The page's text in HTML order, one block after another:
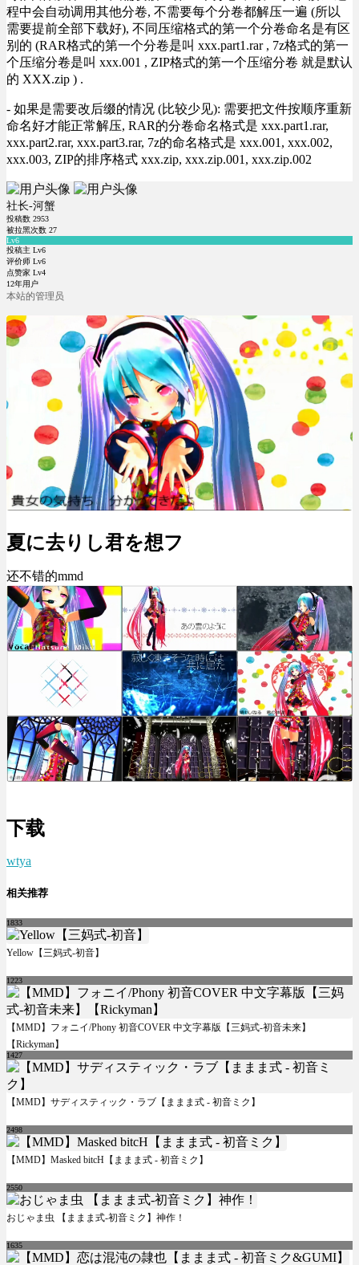
程中会自动调用其他分卷, 不需要每个分卷都解压一遍 (所以
需要提前全部下载好), 不同压缩格式的第一个分卷命名是有区
别的 (RAR格式的第一个分卷是叫 xxx.part1.rar , 7z格式的第一
个压缩分卷是叫 xxx.001 , ZIP格式的第一个压缩分卷 就是默认
的 XXX.zip ) .
- 如果是需要改后缀的情况 (比较少见): 需要把文件按顺序重新
命名好才能正常解压, RAR的分卷命名格式是 xxx.part1.rar,
xxx.part2.rar, xxx.part3.rar, 7z的命名格式是 xxx.001, xxx.002,
xxx.003, ZIP的排序格式 xxx.zip, xxx.zip.001, xxx.zip.002
社长-河蟹
投稿数 2953
被拉黑次数 27
Lv6
投稿主 Lv6
评价师 Lv6
点赞家 Lv4
12年用户
本站的管理员
夏に去りし君を想フ
还不错的mmd
下载
wtya
相关推荐
1833
Yellow【三妈式-初音】
1223
【MMD】フォニイ/Phony 初音COVER 中文字幕版【三妈式-初音未来】
【Rickyman】
1427
【MMD】サディスティック・ラブ【ままま式 - 初音ミク】
2498
【MMD】Masked bitcH【ままま式 - 初音ミク】
2550
おじゃま虫 【ままま式-初音ミク】神作！
1635